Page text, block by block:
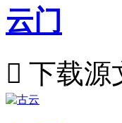
云门
 下载源